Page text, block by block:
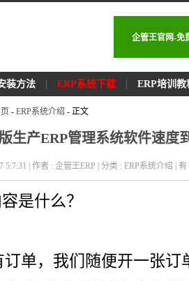
企管王官网-免
装方法 ERP系统下载 ERP培训教
- ERP系统介绍 - 正文
生产ERP管理系统软件速度
5:7:31 | 作者 : 企管王ERP | 分类 : ERP系统介绍 | 有
是什么？
单，我们随便开一张订